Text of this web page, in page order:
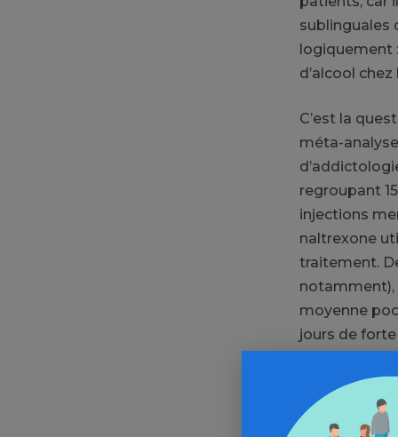
sublinguales
logiquement :
d’alcool
C’est la
méta-
regroupant
injections
naltrexone
traitement.
notamment)
moyenne
jours de
Les
jours
IC95%=
mois,